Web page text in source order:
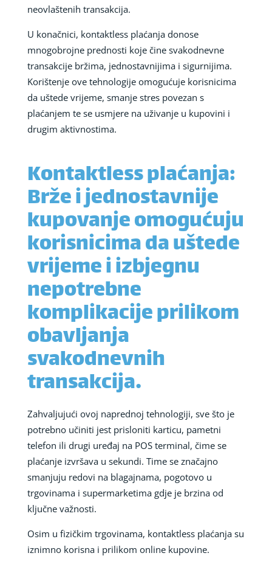
neovlaštenih transakcija.
U konačnici, kontaktless plaćanja donose
mnogobrojne prednosti koje čine svakodnevne
transakcije bržima, jednostavnijima i sigurnijima.
Korištenje ove tehnologije omogućuje korisnicima
da uštede vrijeme, smanje stres povezan s
plaćanjem te se usmjere na uživanje u kupovini i
drugim aktivnostima.
Kontaktless plaćanja:
Brže i jednostavnije
kupovanje omogućuju
korisnicima da uštede
vrijeme i izbjegnu
nepotrebne
komplikacije prilikom
obavljanja
svakodnevnih
transakcija.
Zahvaljujući ovoj naprednoj tehnologiji, sve što je
potrebno učiniti jest prisloniti karticu, pametni
telefon ili drugi uređaj na POS terminal, čime se
plaćanje izvršava u sekundi. Time se značajno
smanjuju redovi na blagajnama, pogotovo u
trgovinama i supermarketima gdje je brzina od
ključne važnosti.
Osim u fizičkim trgovinama, kontaktless plaćanja su
iznimno korisna i prilikom online kupovine.